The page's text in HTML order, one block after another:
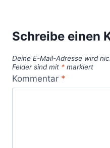
Schreibe einen
Deine E-Mail-Adresse wird
Felder sind mit * markiert
Kommentar *